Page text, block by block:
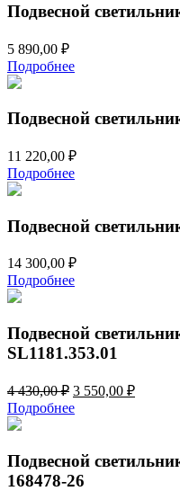
Подвесной
5 890,00 ₽
Подробнее
Подвесной
11 220,00 ₽
Подробнее
Подвесной
14 300,00 ₽
Подробнее
Подвесной
SL1181.353.01
4 430,00₽ Первоначальная
цена
составляла
430,00 ₽.
3 550,00 ₽Текущая
Подробнее
Подвесной
168478-26